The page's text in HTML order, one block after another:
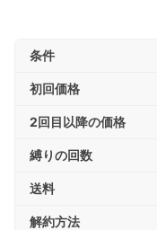
条件
初回価格
2回目以降の価格
縛りの回数
送料
解約方法